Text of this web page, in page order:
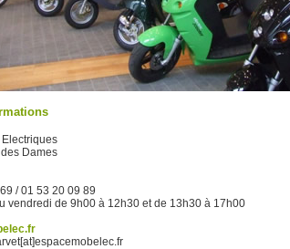
Dames
/ 01 53 20 09 89
vendredi de 9h00 à 12h30 et de 13h30 à 17h00